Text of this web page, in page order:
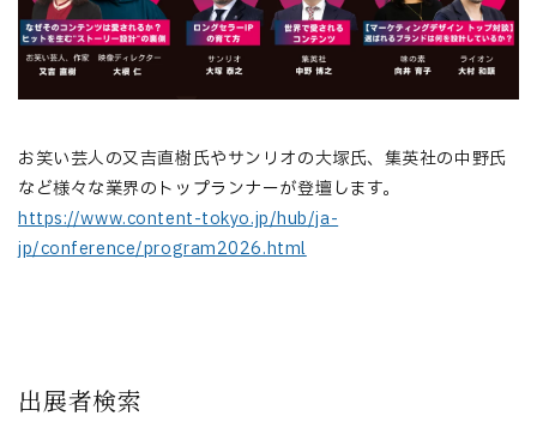
お笑い芸人の又吉直樹氏やサンリオの大塚氏、集英社の中野氏
など様々な業界のトップランナーが登壇します。
https://www.content-tokyo.jp/hub/ja-
jp/conference/program2026.html
出展者検索